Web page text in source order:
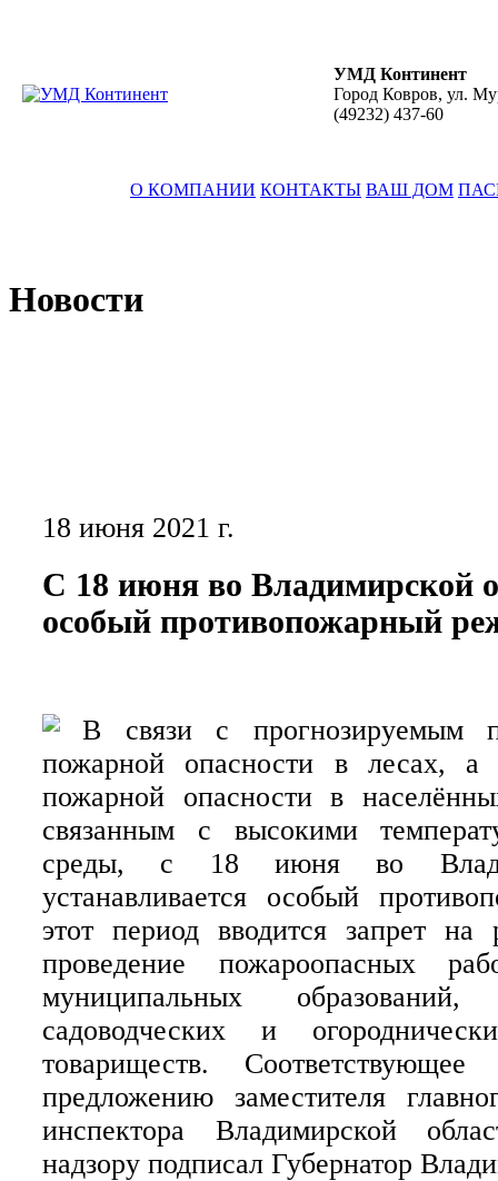
УМД Континент
Город Ковров, ул.
(49232) 437-60
О КОМПАНИИ КОНТАКТЫ ВАШ ДОМ
Новости
18 июня 2021 г.
С 18 июня во Владимирской
особый противопожарный
В связи с прогнозируемым
пожарной опасности в лесах, а
пожарной опасности в
связанным с высокими
среды, с 18 июня во
устанавливается особый
этот период вводится запрет на
проведение пожароопасных
муниципальных
садоводческих и
товариществ.
предложению заместителя
инспектора Владимирской
надзору подписал Губернатор